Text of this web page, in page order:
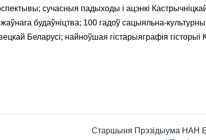
сучасныя падыходы і ацэнкі
будаўніцтва; 100 гадоў сацыяльна-
Беларусі; найноўшая гістарыяграфія гісторыі
Старшыня Прэзідыума НАН